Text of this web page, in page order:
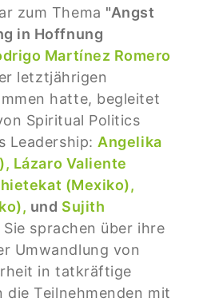
zum Thema "Angst
in Hoffnung
Martínez Romero
letztjährigen
hatte, begleitet
Spiritual Politics
Leadership: Angelika
Lázaro Valiente
(Mexiko),
und Sujith
Sie sprachen über ihre
Umwandlung von
in tatkräftige
die Teilnehmenden mit